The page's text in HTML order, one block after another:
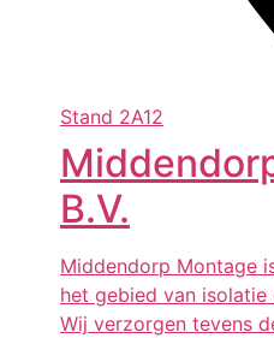
Stand 2A12
B.V.
Middendorp Montage
het gebied van
Wij verzorgen tevens